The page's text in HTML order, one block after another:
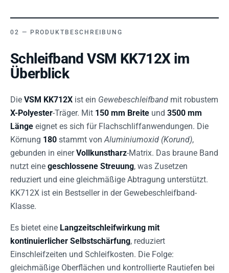
PRODUKTBESCHREIBUNG
Schleifband VSM KK712X im
Überblick
Die VSM KK712X ist ein Gewebeschleifband mit robustem
X-Polyester-Träger. Mit 150 mm Breite und 3500 mm
Länge eignet es sich für Flachschliffanwendungen. Die
Körnung 180 stammt vonAluminiumoxid (Korund),
gebunden in einerVollkunstharz-Matrix. Das braune Band
nutzt eine geschlossene Streuung, was Zusetzen
reduziert und eine gleichmäßige Abtragung unterstützt.
KK712X ist ein Bestseller in der Gewebeschleifband-
Klasse.
Es bietet eine Langzeitschleifwirkung mit
kontinuierlicher Selbstschärfung, reduziert
Einschleifzeiten und Schleifkosten. Die Folge:
gleichmäßige Oberflächen und kontrollierte Rautiefen bei